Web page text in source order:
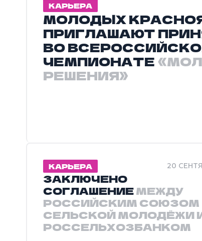
КАРЬЕРА
МОЛОДЫХ
ПРИГЛАШАЮТ
ВО
ЧЕМПИОНАТЕ
РЕШЕНИЯ»
КАРЬЕРА 20
ЗАКЛЮЧЕНО
СОГЛАШЕНИЕМЕЖДУ
РОССИЙСКИМ СОЮЗОМ
СЕЛЬСКОЙ МОЛОДЁЖИ
РОССЕЛЬХОЗБАНКОМ